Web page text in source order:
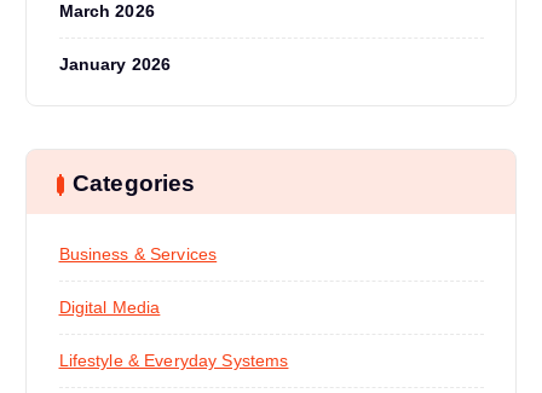
March 2026
January 2026
Categories
Business & Services
Digital Media
Lifestyle & Everyday Systems